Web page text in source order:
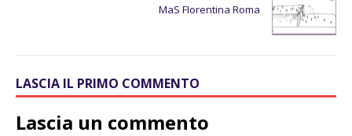
MaS FIorentina Roma
LASCIA IL PRIMO COMMENTO
Lascia un commento